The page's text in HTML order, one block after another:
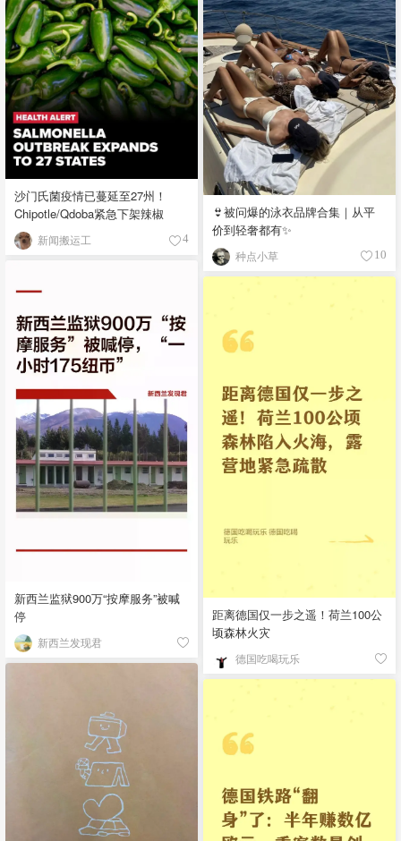
沙门氏菌疫情已蔓延至27州！
Chipotle/Qdoba紧急下架辣椒
新闻搬运工 4
👙被问爆的泳衣品牌合集｜从平
价到轻奢都有✨
种点小草 10
新西兰监狱900万“按摩服务”被喊
停
新西兰发现君
距离德国仅一步之遥！荷兰100公
顷森林火灾
德国吃喝玩乐